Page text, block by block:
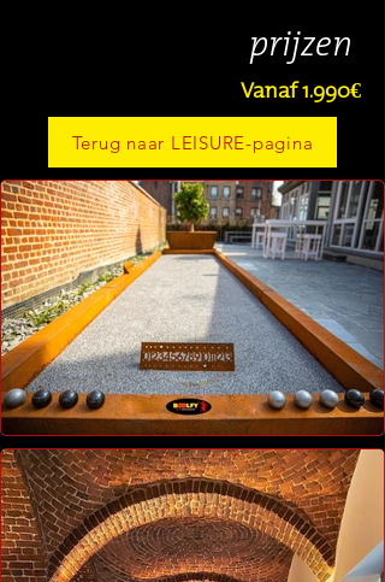
prijzen
Vanaf 1.990€
Terug naar LEISURE-pagina